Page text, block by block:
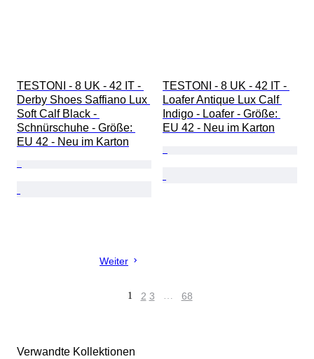
TESTONI - 8 UK - 42 IT -
Derby Shoes Saffiano Lux
Soft Calf Black -
Schnürschuhe - Größe:
EU 42 - Neu im Karton
TESTONI - 8 UK - 42 IT -
Loafer Antique Lux Calf
Indigo - Loafer - Größe:
EU 42 - Neu im Karton
Weiter
1 2 3 … 68
Verwandte Kollektionen